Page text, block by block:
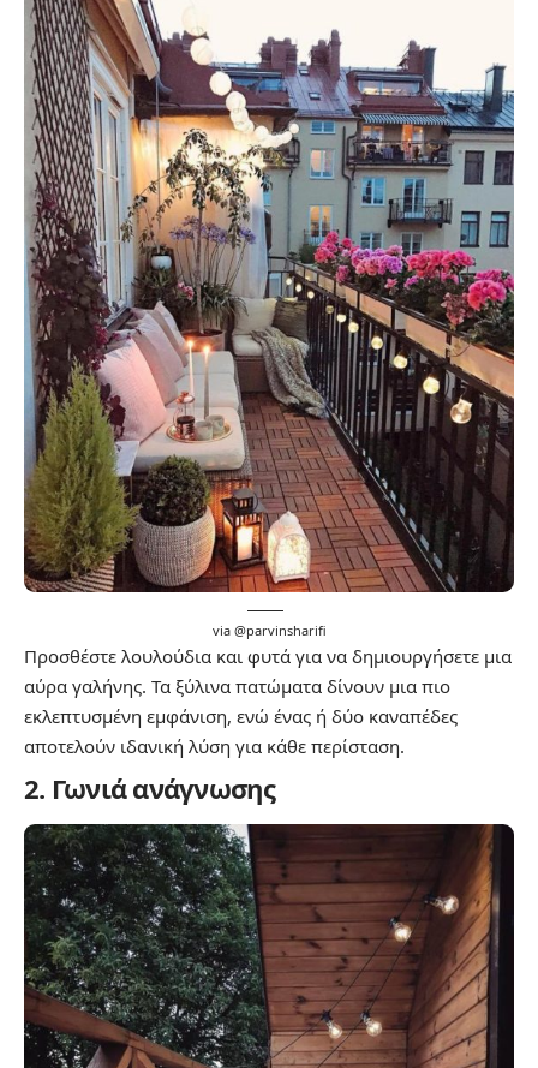
via @parvinsharifi
Προσθέστε λουλούδια και φυτά για να δημιουργήσετε μια
αύρα γαλήνης. Τα ξύλινα πατώματα δίνουν μια πιο
εκλεπτυσμένη εμφάνιση, ενώ ένας ή δύο καναπέδες
αποτελούν ιδανική λύση για κάθε περίσταση.
2. Γωνιά ανάγνωσης